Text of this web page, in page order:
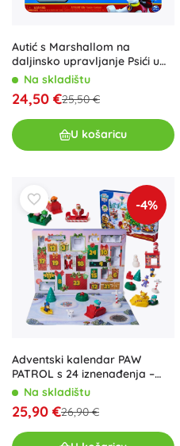
Autić s Marshallom na
daljinsko upravljanje Psići u
ophodnji
Na skladištu
24,50 €25,50 €
U košaricu
-4%
Adventski kalendar PAW
PATROL s 24 iznenađenja –
figurice i zimski dodaci
Na skladištu
25,90 €26,90 €